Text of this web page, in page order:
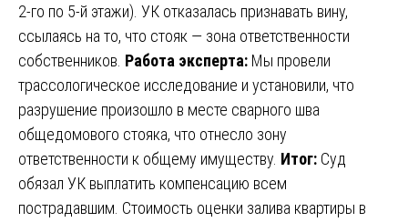
2-го по 5-й этажи). УК отказалась признавать вину,
ссылаясь на то, что стояк — зона ответственности
собственников. Работа эксперта: Мы провели
трассологическое исследование и установили, что
разрушение произошло в месте сварного шва
общедомового стояка, что отнесло зону
ответственности к общему имуществу. Итог: Суд
обязал УК выплатить компенсацию всем
пострадавшим. Стоимость оценки залива квартиры в